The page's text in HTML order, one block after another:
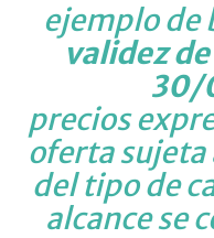
ejemplo de
validez
30/
precios
oferta sujeta
del tipo de
alcance se